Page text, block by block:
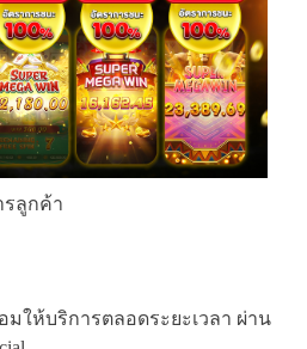
รลูกค้า
ให้บริการตลอดระยะเวลา ผ่าน